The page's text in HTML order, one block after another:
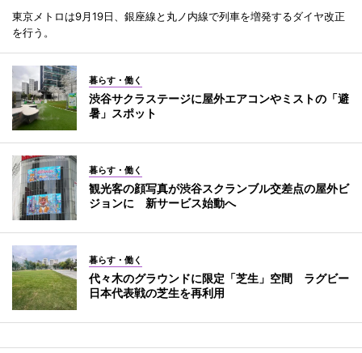
東京メトロは9月19日、銀座線と丸ノ内線で列車を増発するダイヤ改正
を行う。
暮らす・働く
渋谷サクラステージに屋外エアコンやミストの「避
暑」スポット
暮らす・働く
観光客の顔写真が渋谷スクランブル交差点の屋外ビ
ジョンに 新サービス始動へ
暮らす・働く
代々木のグラウンドに限定「芝生」空間 ラグビー
日本代表戦の芝生を再利用